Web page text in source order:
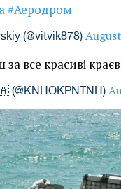
#Аеродром
(@vitvik878)
за все красиві
(@KNHOKPNTNH)